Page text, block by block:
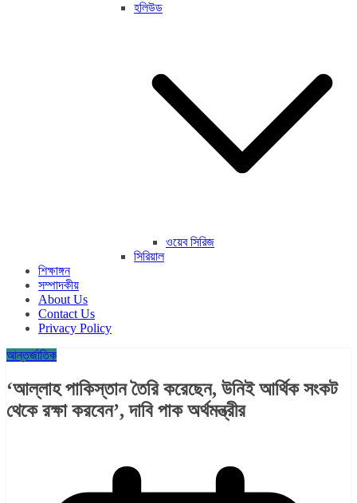
হলিউড
ওয়েব সিরিজ
সিরিয়াল
শিক্ষাঙ্গন
সম্পাদকীয়
About Us
Contact Us
Privacy Policy
আন্তর্জাতিক
‘আল্লাহ পাকিস্তান তৈরি করেছেন, উনিই আর্থিক সংকট
থেকে রক্ষা করবেন’, দাবি পাক অর্থমন্ত্রীর